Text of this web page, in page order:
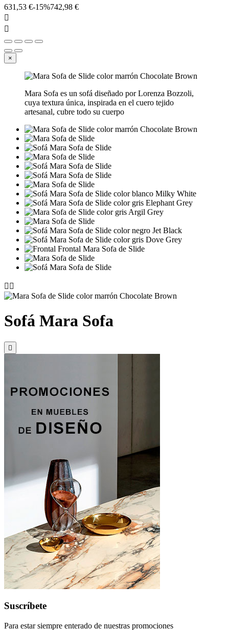
631,53 €-15%742,98 €


×
Mara Sofa es un sofá diseñado por Lorenza Bozzoli,
cuya textura única, inspirada en el cuero tejido
artesanal, cubre todo su cuerpo
 
Sofá Mara Sofa

Suscríbete
Para estar siempre enterado de nuestras promociones